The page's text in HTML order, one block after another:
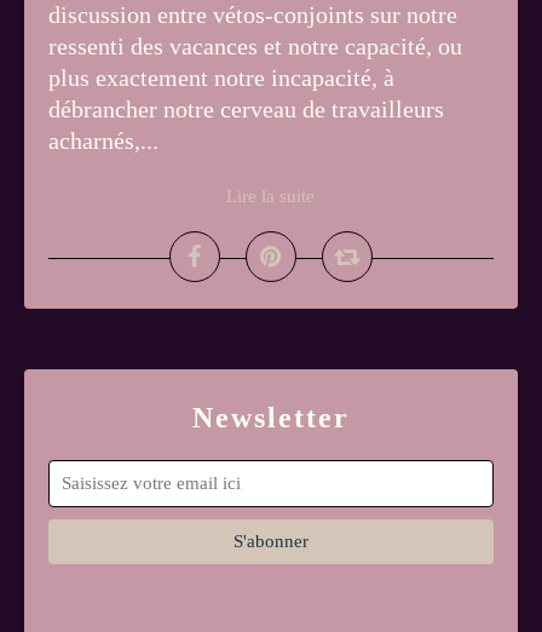
discussion entre vétos-conjoints sur notre
ressenti des vacances et notre capacité, ou
plus exactement notre incapacité, à
débrancher notre cerveau de travailleurs
acharnés,...
Lire la suite
Newsletter